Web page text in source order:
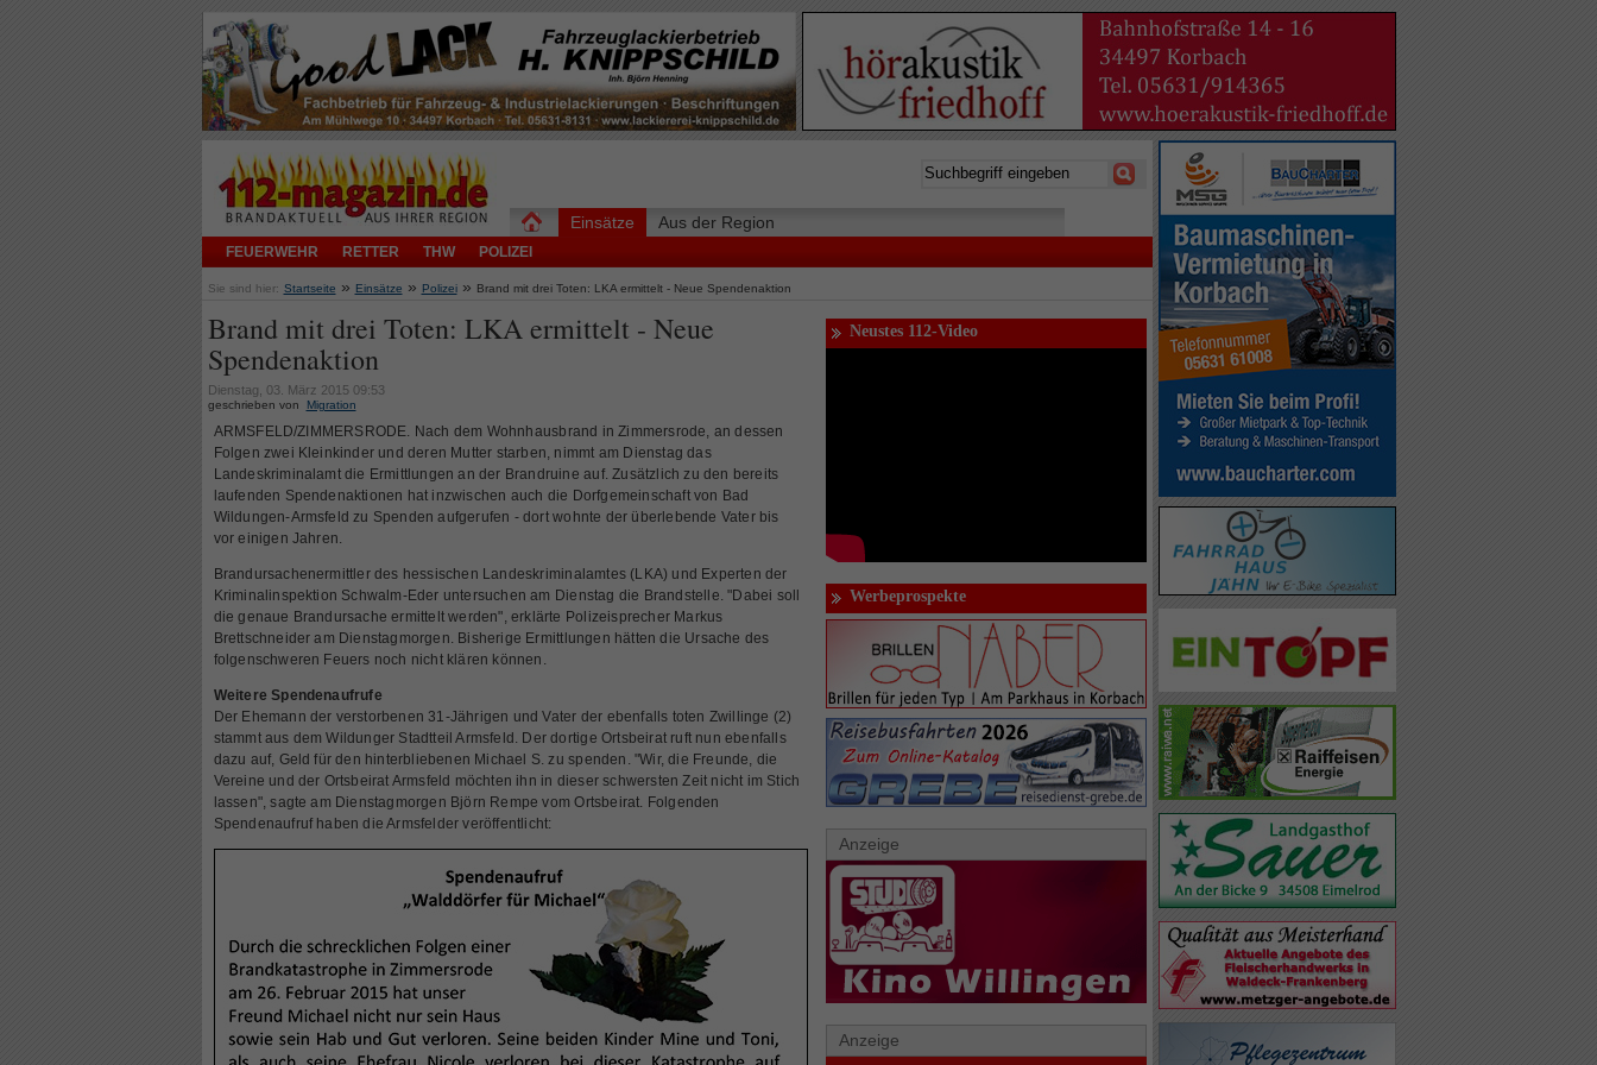
Einsätze
FEUERWEHR RETTER THW POLIZEI
Aus der Region
Sie sind hier: Startseite » Einsätze » Polizei » Brand mit drei Toten: LKA ermittelt - Neue Spendenaktion
Brand mit drei Toten: LKA ermittelt - Neue
Spendenaktion
Dienstag, 03. März 2015 09:53
geschrieben von Migration
ARMSFELD/ZIMMERSRODE. Nach dem Wohnhausbrand in Zimmersrode, an dessen
Folgen zwei Kleinkinder und deren Mutter starben, nimmt am Dienstag das
Landeskriminalamt die Ermittlungen an der Brandruine auf. Zusätzlich zu den bereits
laufenden Spendenaktionen hat inzwischen auch die Dorfgemeinschaft von Bad
Wildungen-Armsfeld zu Spenden aufgerufen - dort wohnte der überlebende Vater bis
vor einigen Jahren.
Brandursachenermittler des hessischen Landeskriminalamtes (LKA) und Experten der
Kriminalinspektion Schwalm-Eder untersuchen am Dienstag die Brandstelle. "Dabei soll
die genaue Brandursache ermittelt werden", erklärte Polizeisprecher Markus
Brettschneider am Dienstagmorgen. Bisherige Ermittlungen hätten die Ursache des
folgenschweren Feuers noch nicht klären können.
Weitere Spendenaufrufe
Der Ehemann der verstorbenen 31-Jährigen und Vater der ebenfalls toten Zwillinge (2)
stammt aus dem Wildunger Stadtteil Armsfeld. Der dortige Ortsbeirat ruft nun ebenfalls
dazu auf, Geld für den hinterbliebenen Michael S. zu spenden. "Wir, die Freunde, die
Vereine und der Ortsbeirat Armsfeld möchten ihn in dieser schwersten Zeit nicht im Stich
lassen", sagte am Dienstagmorgen Björn Rempe vom Ortsbeirat. Folgenden
Spendenaufruf haben die Armsfelder veröffentlicht:
Neustes 112-Video
Werbeprospekte
Anzeige
Anzeige